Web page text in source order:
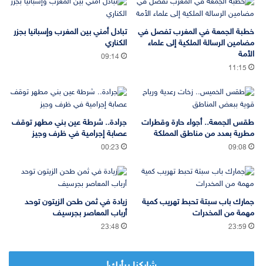
خطبة الجمعة في المغرب تفصل في
مضامين الرسالة الملكية إلى علماء
الأمة
11:15
تبادل أمني بين المغرب وإسبانيا بجزر
الكناري
09:14
طقس الجمعة.. أجواء حارة وقطرات
مطرية بعدد من مناطق المملكة
09:08
جرادة.. شرطة عين بني مطهر توقف
عصابة إجرامية في ظرف وجيز
00:23
جمارك باب سبتة تحبط تهريب كمية
مهمة من المخدرات
23:59
زيادة في ثمن طحن الزيتون توحد
أرباب المعاصر بجرسيف
23:48